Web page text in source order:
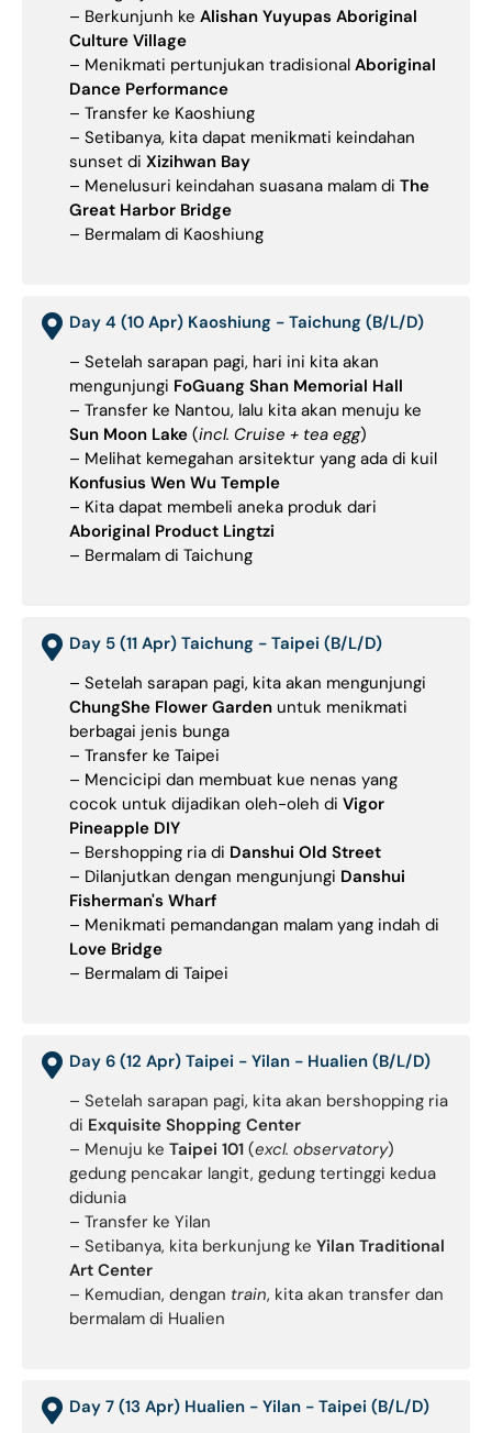
– Berkunjunh ke Alishan Yuyupas Aboriginal
Culture Village
– Menikmati pertunjukan tradisional Aboriginal
Dance Performance
– Transfer ke Kaoshiung
– Setibanya, kita dapat menikmati keindahan
sunset di Xizihwan Bay
– Menelusuri keindahan suasana malam di The
Great Harbor Bridge
– Bermalam di Kaoshiung
Day 4 (10 Apr) Kaoshiung - Taichung (B/L/D)
– Setelah sarapan pagi, hari ini kita akan
mengunjungi FoGuang Shan Memorial Hall
– Transfer ke Nantou, lalu kita akan menuju ke
Sun Moon Lake (incl. Cruise + tea egg)
– Melihat kemegahan arsitektur yang ada di kuil
Konfusius Wen Wu Temple
– Kita dapat membeli aneka produk dari
Aboriginal Product Lingtzi
– Bermalam di Taichung
Day 5 (11 Apr) Taichung - Taipei (B/L/D)
– Setelah sarapan pagi, kita akan mengunjungi
ChungShe Flower Garden untuk menikmati
berbagai jenis bunga
– Transfer ke Taipei
– Mencicipi dan membuat kue nenas yang
cocok untuk dijadikan oleh-oleh di Vigor
Pineapple DIY
– Bershopping ria di Danshui Old Street
– Dilanjutkan dengan mengunjungi Danshui
Fisherman's Wharf
– Menikmati pemandangan malam yang indah di
Love Bridge
– Bermalam di Taipei
Day 6 (12 Apr) Taipei - Yilan - Hualien (B/L/D)
– Setelah sarapan pagi, kita akan bershopping ria
di Exquisite Shopping Center
– Menuju ke Taipei 101 (excl. observatory)
gedung pencakar langit, gedung tertinggi kedua
didunia
– Transfer ke Yilan
– Setibanya, kita berkunjung ke Yilan Traditional
Art Center
– Kemudian, dengan train, kita akan transfer dan
bermalam di Hualien
Day 7 (13 Apr) Hualien - Yilan - Taipei (B/L/D)